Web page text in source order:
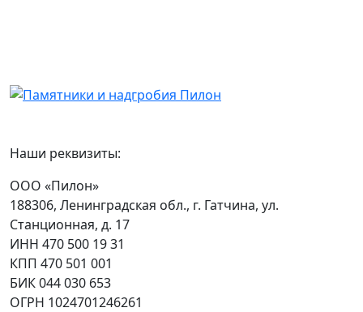
Наши реквизиты:
ООО «Пилон»
188306, Ленинградская обл., г. Гатчина, ул.
Станционная, д. 17
ИНН 470 500 19 31
КПП 470 501 001
БИК 044 030 653
ОГРН 1024701246261